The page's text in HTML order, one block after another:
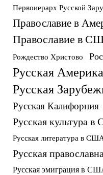
Первоиерарх Русской
Православие в
Православие в
Рождество Христово
Русская Америка
Русская
Русская Калифорния
Русская культура
Русская литература в
Русская
Русская эмиграция в